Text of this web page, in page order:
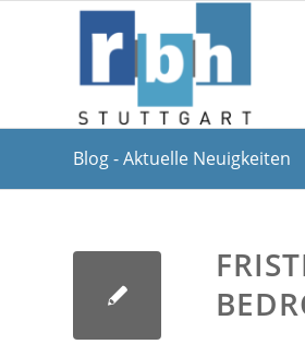
Blog - Aktuelle Neuigkeiten